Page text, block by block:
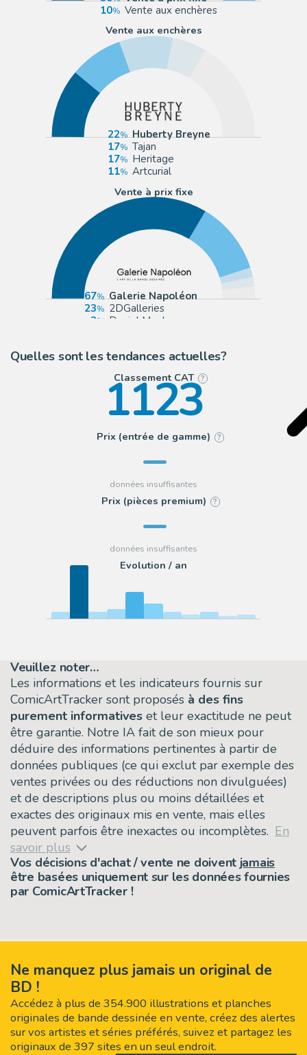
10
Vente aux enchères
Vente aux enchères
22
Huberty Breyne
17
Tajan
17
Heritage
11
Artcurial
Vente à prix fixe
67
Galerie Napoléon
23
2DGalleries
3
Daniel Maghen
Quelles sont les tendances actuelles?
Classement CAT ?
1123
Prix (entrée de gamme) ?
Prix (pièces premium) ?
Evolution / an
Veuillez noter…
Les informations et les indicateurs fournis sur
ComicArtTracker sont proposés à des fins
purement informatives et leur exactitude ne peut
être garantie. Notre IA fait de son mieux pour
déduire des informations pertinentes à partir de
données publiques (ce qui exclut par exemple des
ventes privées ou des réductions non divulguées)
et de descriptions plus ou moins détaillées et
exactes des originaux mis en vente, mais elles
peuvent parfois être inexactes ou incomplètes. En
savoir plus
Vos décisions d'achat / vente ne doivent jamais
être basées uniquement sur les données fournies
par ComicArtTracker !
Ne manquez plus jamais un original de
BD !
Accédez à plus de 354.900 illustrations et planches
originales de bande dessinée en vente, créez des alertes
sur vos artistes et séries préférés, suivez et partagez les
originaux de 397 sites en un seul endroit.